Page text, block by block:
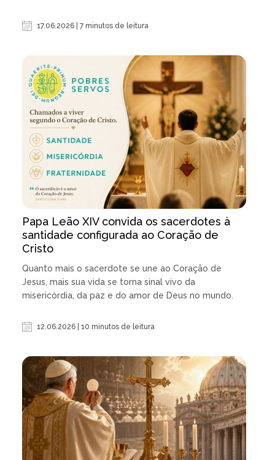
17.06.2026 | 7 minutos de leitura
Papa Leão XIV convida os sacerdotes à
santidade configurada ao Coração de
Cristo
Quanto mais o sacerdote se une ao Coração de
Jesus, mais sua vida se torna sinal vivo da
misericórdia, da paz e do amor de Deus no mundo.
12.06.2026 | 10 minutos de leitura